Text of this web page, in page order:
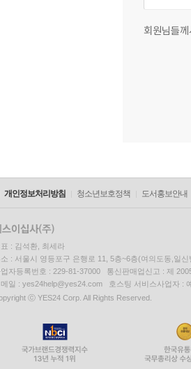
회원님들
개인정보처리방침 청소년보호정책 도서홍보안내
: 김석환, 최세라
소 : 서울시 영등포구 은행로 11, 5층~6층(여의도동,일신
업자등록번호 : 229-81-37000 통신판매업신고 : 제
메일 : yes24help@yes24.com 호스팅 서비스사업자 :
ⓒ YES24 Corp. All Rights Reserved.